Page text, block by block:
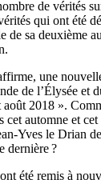
de vérités
qui ont été
de sa deuxième
une
de l’Élysée et
août 2018 ».
cet automne et
Yves le Drian
dernière ?
été remis à